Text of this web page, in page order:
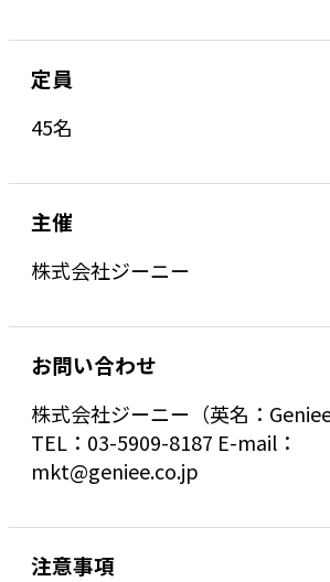
定員
45名
主催
株式会社ジーニー
お問い合わせ
株式会社ジーニー（英名：
TEL：03-5909-8187 E-mail：
mkt@geniee.co.jp
注意事項